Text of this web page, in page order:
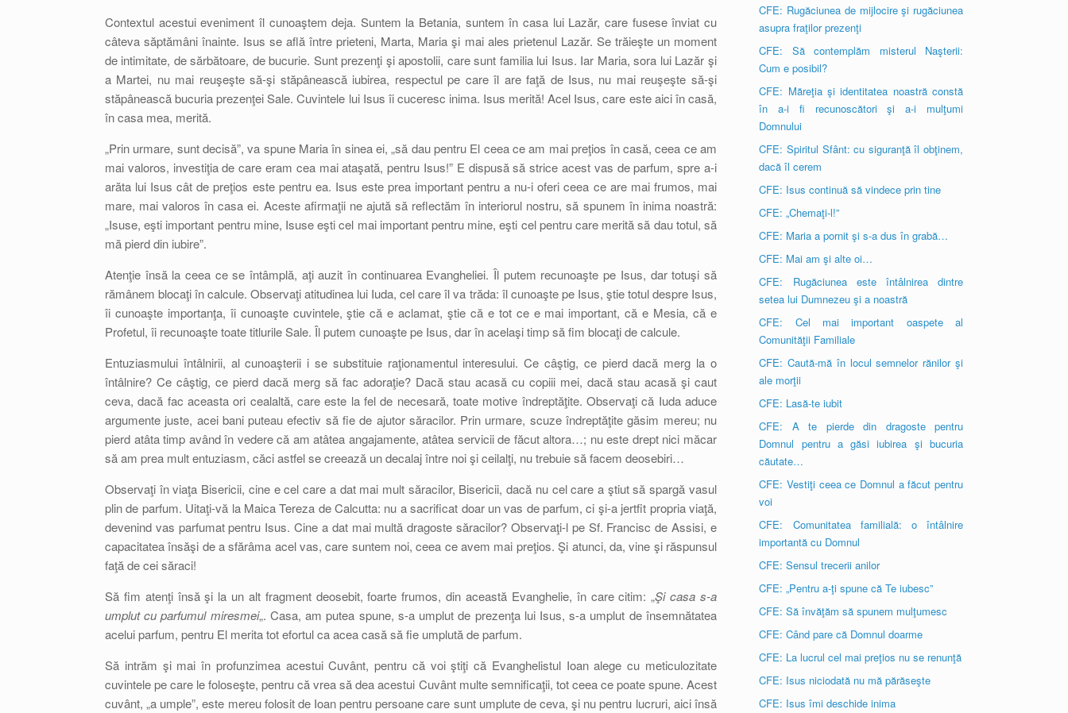
Contextul acestui eveniment îl cunoaştem deja. Suntem la Betania, suntem în casa lui Lazăr, care fusese înviat cu
câteva săptămâni înainte. Isus se află între prieteni, Marta, Maria şi mai ales prietenul Lazăr. Se trăieşte un moment
de intimitate, de sărbătoare, de bucurie. Sunt prezenţi şi apostolii, care sunt familia lui Isus. Iar Maria, sora lui Lazăr şi
a Martei, nu mai reuşeşte să-şi stăpânească iubirea, respectul pe care îl are faţă de Isus, nu mai reuşeşte să-şi
stăpânească bucuria prezenţei Sale. Cuvintele lui Isus îi cuceresc inima. Isus merită! Acel Isus, care este aici în casă,
în casa mea, merită.
„Prin urmare, sunt decisă”, va spune Maria în sinea ei, „să dau pentru El ceea ce am mai preţios în casă, ceea ce am
mai valoros, investiţia de care eram cea mai ataşată, pentru Isus!” E dispusă să strice acest vas de parfum, spre a-i
arăta lui Isus cât de preţios este pentru ea. Isus este prea important pentru a nu-i oferi ceea ce are mai frumos, mai
mare, mai valoros în casa ei. Aceste afirmaţii ne ajută să reflectăm în interiorul nostru, să spunem în inima noastră:
„Isuse, eşti important pentru mine, Isuse eşti cel mai important pentru mine, eşti cel pentru care merită să dau totul, să
mă pierd din iubire”.
Atenţie însă la ceea ce se întâmplă, aţi auzit în continuarea Evangheliei. Îl putem recunoaşte pe Isus, dar totuşi să
rămânem blocaţi în calcule. Observaţi atitudinea lui Iuda, cel care îl va trăda: îl cunoaşte pe Isus, ştie totul despre Isus,
îi cunoaşte importanţa, îi cunoaşte cuvintele, ştie că e aclamat, ştie că e tot ce e mai important, că e Mesia, că e
Profetul, îi recunoaşte toate titlurile Sale. Îl putem cunoaşte pe Isus, dar în acelaşi timp să fim blocaţi de calcule.
Entuziasmului întâlnirii, al cunoaşterii i se substituie raţionamentul interesului. Ce câştig, ce pierd dacă merg la o
întâlnire? Ce câştig, ce pierd dacă merg să fac adoraţie? Dacă stau acasă cu copiii mei, dacă stau acasă şi caut
ceva, dacă fac aceasta ori cealaltă, care este la fel de necesară, toate motive îndreptăţite. Observaţi că Iuda aduce
argumente juste, acei bani puteau efectiv să fie de ajutor săracilor. Prin urmare, scuze îndreptăţite găsim mereu; nu
pierd atâta timp având în vedere că am atâtea angajamente, atâtea servicii de făcut altora…; nu este drept nici măcar
să am prea mult entuziasm, căci astfel se creează un decalaj între noi şi ceilalţi, nu trebuie să facem deosebiri…
Observaţi în viaţa Bisericii, cine e cel care a dat mai mult săracilor, Bisericii, dacă nu cel care a ştiut să spargă vasul
plin de parfum. Uitaţi-vă la Maica Tereza de Calcutta: nu a sacrificat doar un vas de parfum, ci şi-a jertfit propria viaţă,
devenind vas parfumat pentru Isus. Cine a dat mai multă dragoste săracilor? Observaţi-l pe Sf. Francisc de Assisi, e
capacitatea însăşi de a sfărâma acel vas, care suntem noi, ceea ce avem mai preţios. Şi atunci, da, vine şi răspunsul
faţă de cei săraci!
Să fim atenţi însă şi la un alt fragment deosebit, foarte frumos, din această Evanghelie, în care citim: „Şi casa s-a
umplut cu parfumul miresmei„. Casa, am putea spune, s-a umplut de prezenţa lui Isus, s-a umplut de însemnătatea
acelui parfum, pentru El merita tot efortul ca acea casă să fie umplută de parfum.
Să intrăm şi mai în profunzimea acestui Cuvânt, pentru că voi ştiţi că Evanghelistul Ioan alege cu meticulozitate
cuvintele pe care le foloseşte, pentru că vrea să dea acestui Cuvânt multe semnificaţii, tot ceea ce poate spune. Acest
cuvânt, „a umple”, este mereu folosit de Ioan pentru persoane care sunt umplute de ceva, şi nu pentru lucruri, aici însă
CFE: Rugăciunea de mijlocire şi rugăciunea
asupra fraţilor prezenţi
CFE: Să contemplăm misterul Naşterii:
Cum e posibil?
CFE: Măreţia şi identitatea noastră constă
în a-i fi recunoscători şi a-i mulţumi
Domnului
CFE: Spiritul Sfânt: cu siguranţă îl obţinem,
dacă îl cerem
CFE: Isus continuă să vindece prin tine
CFE: „Chemaţi-l!”
CFE: Maria a pornit şi s-a dus în grabă…
CFE: Mai am şi alte oi…
CFE: Rugăciunea este întâlnirea dintre
setea lui Dumnezeu şi a noastră
CFE: Cel mai important oaspete al
Comunităţii Familiale
CFE: Caută-mă în locul semnelor rănilor şi
ale morţii
CFE: Lasă-te iubit
CFE: A te pierde din dragoste pentru
Domnul pentru a găsi iubirea şi bucuria
căutate…
CFE: Vestiţi ceea ce Domnul a făcut pentru
voi
CFE: Comunitatea familială: o întâlnire
importantă cu Domnul
CFE: Sensul trecerii anilor
CFE: „Pentru a-ţi spune că Te iubesc”
CFE: Să învăţăm să spunem mulţumesc
CFE: Când pare că Domnul doarme
CFE: La lucrul cel mai preţios nu se renunţă
CFE: Isus niciodată nu mă părăseşte
CFE: Isus îmi deschide inima